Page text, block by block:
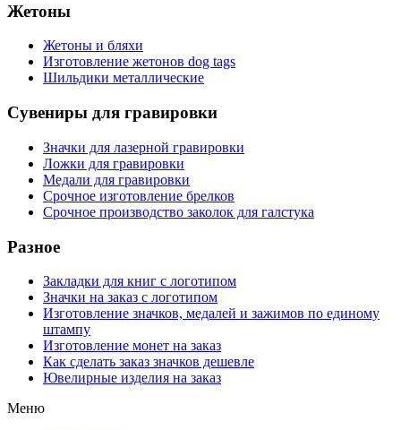
Жетоны
Жетоны и бляхи
Изготовление жетонов dog tags
Шильдики металлические
Сувениры для гравировки
Значки для лазерной гравировки
Ложки для гравировки
Медали для гравировки
Срочное изготовление брелков
Срочное производство заколок для галстука
Разное
Закладки для книг с логотипом
Значки на заказ с логотипом
Изготовление значков, медалей и зажимов по единому
штампу
Изготовление монет на заказ
Как сделать заказ значков дешевле
Ювелирные изделия на заказ
Меню